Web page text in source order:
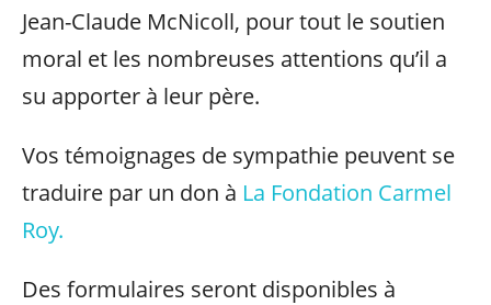
Jean-Claude McNicoll, pour tout le soutien
moral et les nombreuses attentions qu’il a
su apporter à leur père.
Vos témoignages de sympathie peuvent se
traduire par un don à La Fondation Carmel
Roy.
Des formulaires seront disponibles à